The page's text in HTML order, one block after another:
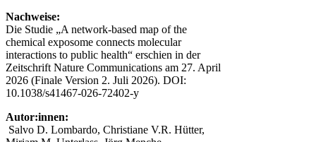
Nachweise:
Die Studie „A network-based map of the
chemical exposome connects molecular
interactions to public health“ erschien in der
Zeitschrift Nature Communications am 27. April
2026 (Finale Version 2. Juli 2026). DOI:
10.1038/s41467-026-72402-y
Autor:innen:
Salvo D. Lombardo, Christiane V.R. Hütter,